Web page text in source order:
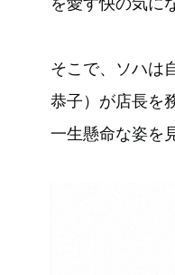
そこで、ソハは
恭子）が店長を
一生懸命な姿を